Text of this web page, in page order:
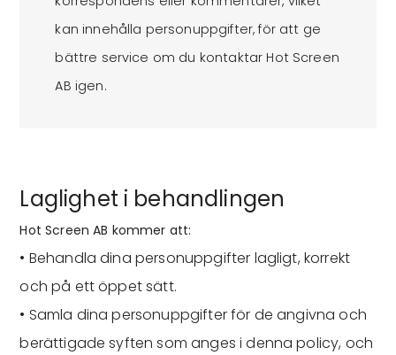
kan innehålla personuppgifter, för att ge
bättre service om du kontaktar Hot Screen
AB igen.
Laglighet i behandlingen
Hot Screen AB kommer att:
• Behandla dina personuppgifter lagligt, korrekt
och på ett öppet sätt.
• Samla dina personuppgifter för de angivna och
berättigade syften som anges i denna policy, och